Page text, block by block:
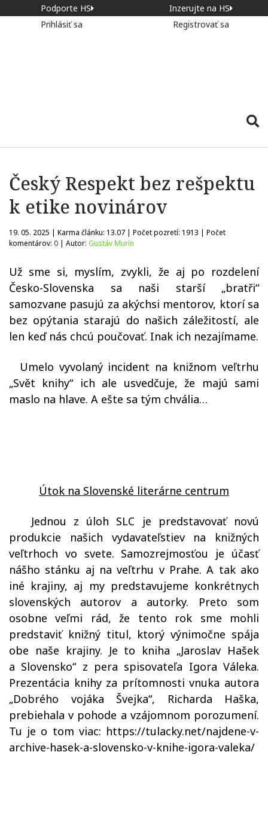
Podporte HS
Inzerujte na HS
Prihlásiť sa
Registrovať sa
Český Respekt bez rešpektu
k etike novinárov
19. 05. 2025 | Karma článku: 13.07 | Počet pozretí: 1913 | Počet
komentárov: 0 | Autor: Gustáv Murín
Už sme si, myslím, zvykli, že aj po rozdelení
Česko-Slovenska sa naši starší „bratři“
samozvane pasujú za akýchsi mentorov, ktorí sa
bez opýtania starajú do našich záležitostí, ale
len keď nás chcú poučovať. Inak ich nezajímame.
Umelo vyvolaný incident na knižnom veľtrhu
„Svět knihy“ ich ale usvedčuje, že majú sami
maslo na hlave. A ešte sa tým chvália…
Útok na Slovenské literárne centrum
Jednou z úloh SLC je predstavovať novú
produkcie našich vydavateľstiev na knižných
veľtrhoch vo svete. Samozrejmosťou je účasť
nášho stánku aj na veľtrhu v Prahe. A tak ako
iné krajiny, aj my predstavujeme konkrétnych
slovenských autorov a autorky. Preto som
osobne veľmi rád, že tento rok sme mohli
predstaviť knižný titul, ktorý výnimočne spája
obe naše krajiny. Je to kniha „Jaroslav Hašek
a Slovensko“ z pera spisovateľa Igora Váleka.
Prezentácia knihy za prítomnosti vnuka autora
„Dobrého vojáka Švejka“, Richarda Haška,
prebiehala v pohode a vzájomnom porozumení.
Tu je o tom viac: https://tulacky.net/najdene-v-
archive-hasek-a-slovensko-v-knihe-igora-valeka/